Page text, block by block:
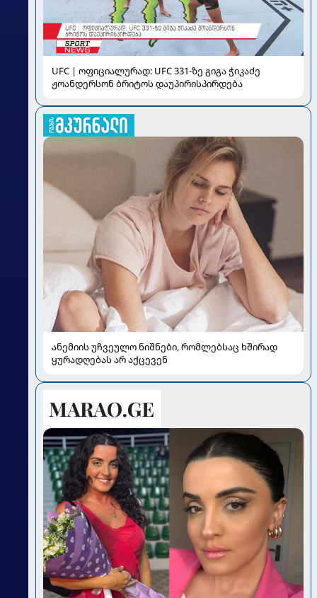
UFC | ოფიციალურად: UFC 331-ზე გიგა ჭიკაძე
ჟოანდერსონ ბრიტოს დაუპირისპირდება
ანემიის უჩვეულო ნიშნები, რომლებსაც ხშირად
ყურადღებას არ აქცევენ